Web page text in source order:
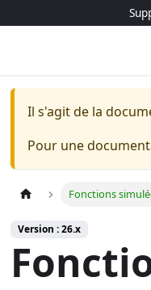
Il s'agit de la
Pour une
Fonctions
Version : 26.x